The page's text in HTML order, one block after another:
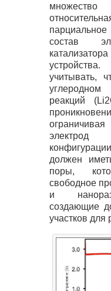
состав
учитывать,
углеродном
реакций
должен
поры,
свободное
и
создающие
участков